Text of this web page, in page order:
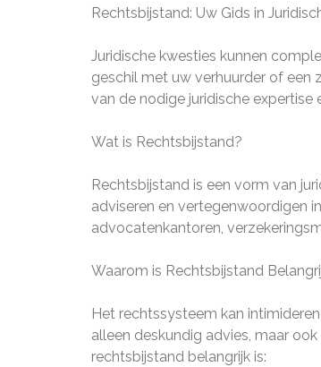
Rechtsbijstand: Uw Gids in
Juridische kwesties kunnen
geschil met uw verhuurder of een
van de nodige juridische
Wat is Rechtsbijstand?
Rechtsbijstand is een vorm van
adviseren en vertegenwoordigen
advocatenkantoren,
Waarom is Rechtsbijstand
Het rechtssysteem kan
alleen deskundig advies, maar
rechtsbijstand belangrijk is: